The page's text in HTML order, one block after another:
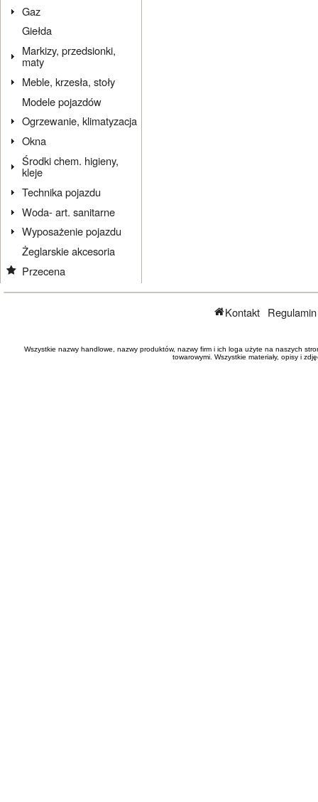
Gaz
Giełda
Markizy, przedsionki,
maty
Meble, krzesła, stoły
Modele pojazdów
Ogrzewanie, klimatyzacja
Okna
Środki chem. higieny,
kleje
Technika pojazdu
Woda- art. sanitarne
Wyposażenie pojazdu
Żeglarskie akcesoria
Przecena
Kontakt
Wszystkie nazwy handlowe, nazwy produktów, nazwy firm i ich loga użyte na naszych
towarowymi. Wszystkie materiały, opisy i